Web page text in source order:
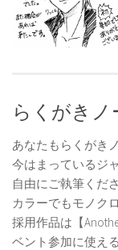
らくがきノ
あなたもらくがき
今はまっているジ
自由にご執筆くだ
カラーでもモノク
採用作品は【
ベント参加に使え